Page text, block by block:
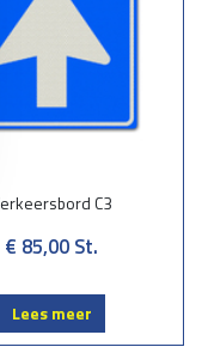
C3
€ 85,00 St.
Lees meer